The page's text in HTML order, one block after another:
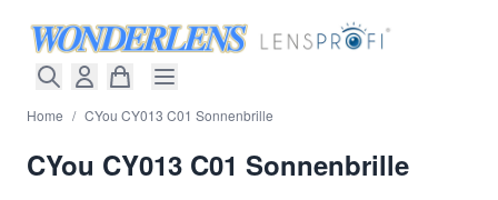
Home / CYou CY013 C01 Sonnenbrille
CYou CY013 C01 Sonnenbrille